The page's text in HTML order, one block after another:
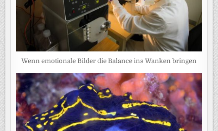
Wenn emotionale Bilder die Balance ins Wanken bringen